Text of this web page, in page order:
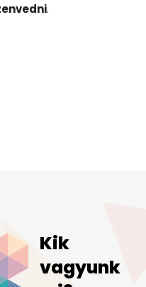
.
Kik
vagyunk